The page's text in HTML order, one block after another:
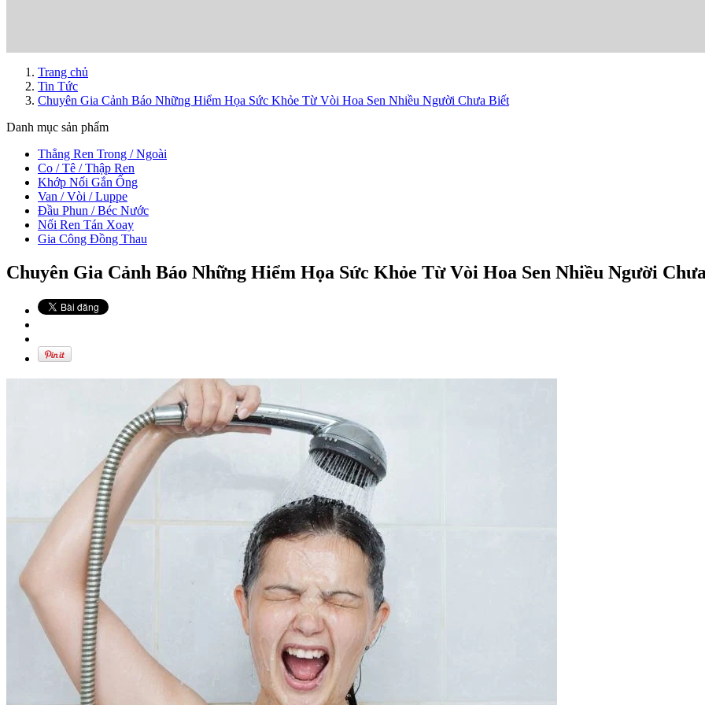
Trang chủ
Tin Tức
Chuyên Gia Cảnh Báo Những Hiểm Họa Sức Khỏe Từ Vòi Hoa Sen Nhiều Người Chưa Biết
Danh mục sản phẩm
Thẳng Ren Trong / Ngoài
Co / Tê / Thập Ren
Khớp Nối Gắn Ống
Van / Vòi / Luppe
Đầu Phun / Béc Nước
Nối Ren Tán Xoay
Gia Công Đồng Thau
Chuyên Gia Cảnh Báo Những Hiểm Họa Sức Khỏe Từ Vòi Hoa Sen Nhiều Người